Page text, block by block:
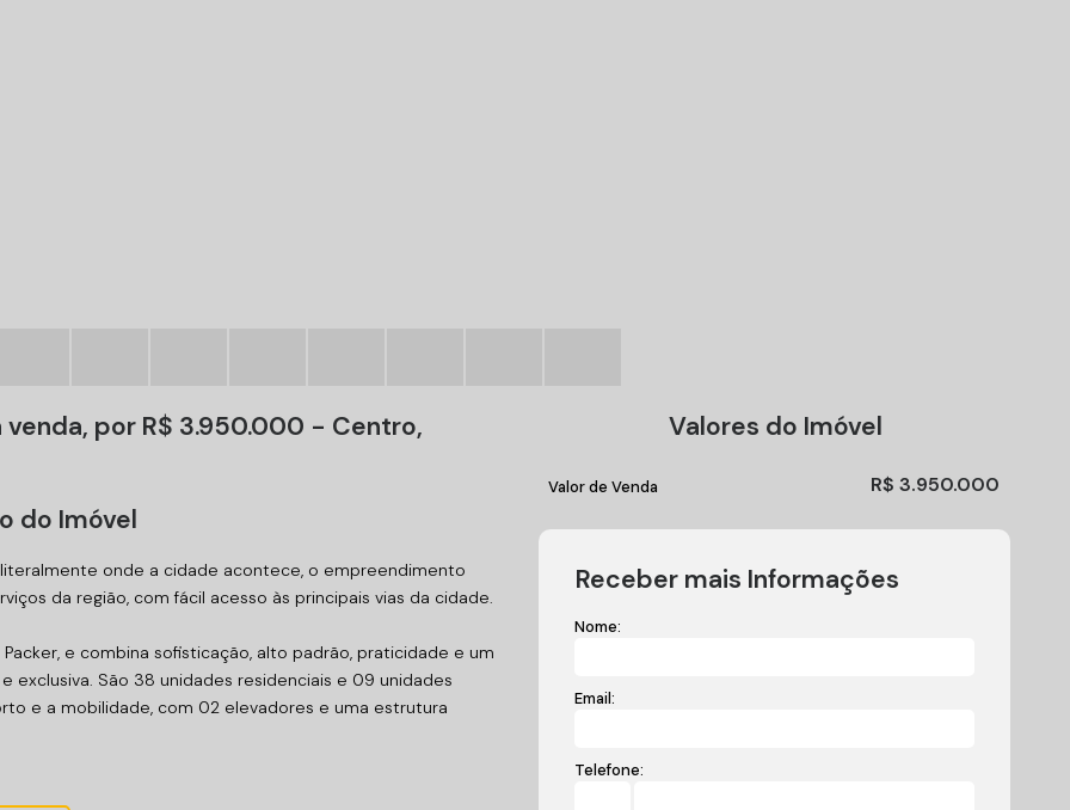
por R$ 3.950.000 - Centro,
do Imóvel
literalmente onde a cidade acontece, o empreendimento
da região, com fácil acesso às principais vias da cidade.
e combina sofisticação, alto padrão, praticidade e um
São 38 unidades residenciais e 09 unidades
e a mobilidade, com 02 elevadores e uma estrutura
Valores do Imóvel
R$ 3.950.000
Valor de Venda
Receber mais Informações
Nome:
Email:
Telefone: